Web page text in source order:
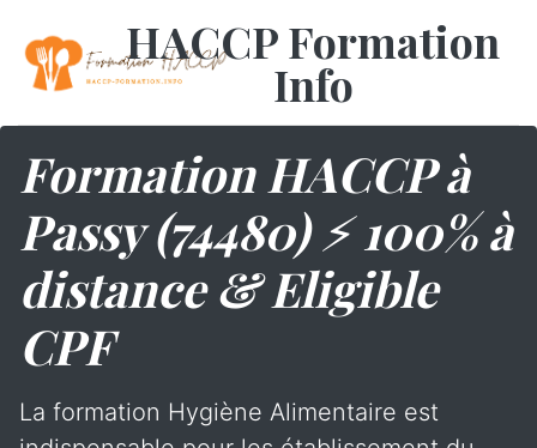
HACCP Formation
Info
Formation HACCP à
Passy (74480) ⚡ 100% à
distance & Eligible
CPF
La formation Hygiène Alimentaire est